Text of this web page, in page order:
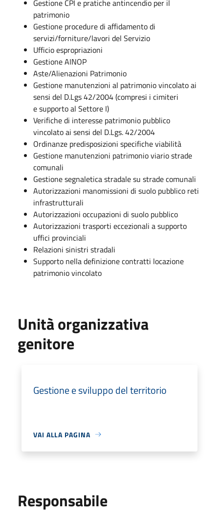
Gestione CPI e pratiche antincendio per il
patrimonio
Gestione procedure di affidamento di
servizi/forniture/lavori del Servizio
Ufficio espropriazioni
Gestione AINOP
Aste/Alienazioni Patrimonio
Gestione manutenzioni al patrimonio vincolato ai
sensi del D.Lgs 42/2004 (compresi i cimiteri
e supporto al Settore I)
Verifiche di interesse patrimonio pubblico
vincolato ai sensi del D.Lgs. 42/2004
Ordinanze predisposizioni specifiche viabilità
Gestione manutenzioni patrimonio viario strade
comunali
Gestione segnaletica stradale su strade comunali
Autorizzazioni manomissioni di suolo pubblico reti
infrastrutturali
Autorizzazioni occupazioni di suolo pubblico
Autorizzazioni trasporti eccezionali a supporto
uffici provinciali
Relazioni sinistri stradali
Supporto nella definizione contratti locazione
patrimonio vincolato
Unità organizzativa
genitore
Gestione e sviluppo del territorio
VAI ALLA PAGINA
Responsabile